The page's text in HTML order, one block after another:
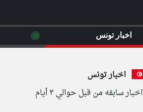
اخبار تونس
اخبار سابقه من قبل حوالي ٣ أيام
اخبار تونس ◉